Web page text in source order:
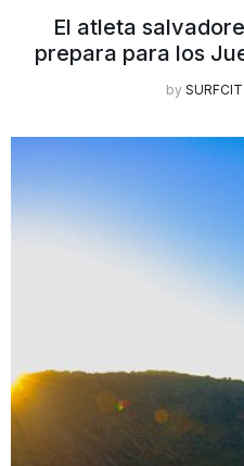
El atleta
prepara para los
by